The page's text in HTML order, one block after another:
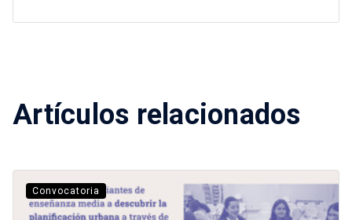
Artículos relacionados
Convocatoria